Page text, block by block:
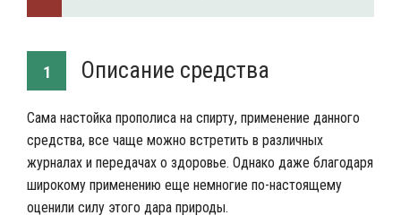
1 Описание средства
Сама настойка прополиса на спирту, применение данного
средства, все чаще можно встретить в различных
журналах и передачах о здоровье. Однако даже благодаря
широкому применению еще немногие по-настоящему
оценили силу этого дара природы.